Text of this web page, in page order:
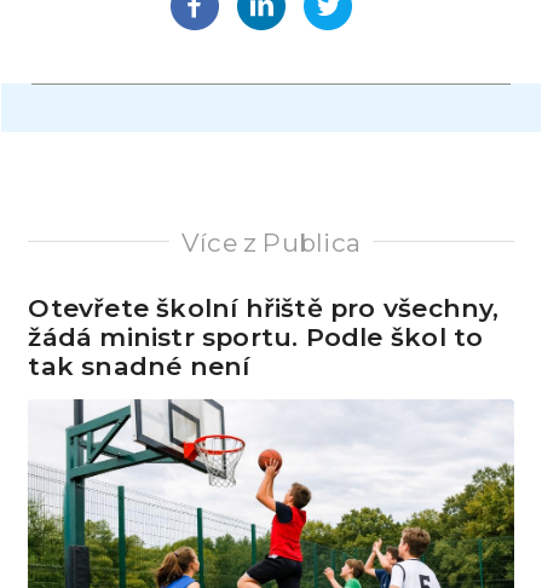
Více z Publica
Otevřete školní hřiště pro všechny,
žádá ministr sportu. Podle škol to
tak snadné není